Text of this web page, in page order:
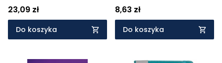
23,09 zł
Do koszyka
8,63 zł
Do koszyka